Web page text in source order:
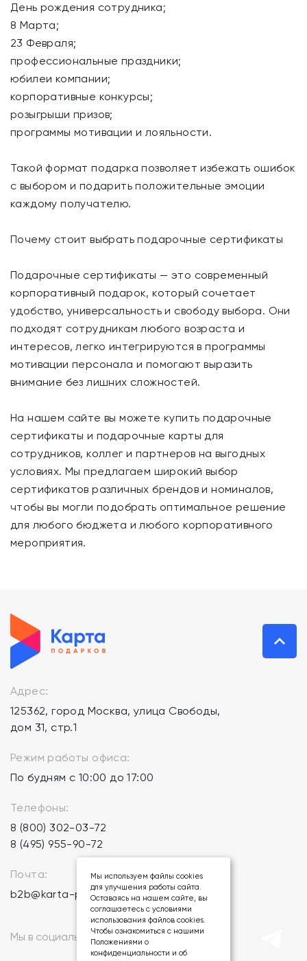
День рождения сотрудника;
8 Марта;
23 Февраля;
профессиональные праздники;
юбилеи компании;
корпоративные конкурсы;
розыгрыши призов;
программы мотивации и лояльности.
Такой формат подарка позволяет избежать ошибок
с выбором и подарить положительные эмоции
каждому получателю.
Почему стоит выбрать подарочные сертификаты
Подарочные сертификаты — это современный
корпоративный подарок, который сочетает
удобство, универсальность и свободу выбора. Они
подходят сотрудникам любого возраста и
интересов, легко интегрируются в программы
мотивации персонала и помогают выразить
внимание без лишних сложностей.
На нашем сайте вы можете купить подарочные
сертификаты и подарочные карты для
сотрудников, коллег и партнеров на выгодных
условиях. Мы предлагаем широкий выбор
сертификатов различных брендов и номиналов,
чтобы вы могли подобрать оптимальное решение
для любого бюджета и любого корпоративного
мероприятия.
Адрес:
125362, город Москва, улица Свободы,
дом 31, стр.1
Режим работы офиса:
По будням с 10:00 до 17:00
Телефоны:
8 (800) 302-03-72
8 (495) 955-90-72
Почта:
b2b@karta-podarkov.ru
Мы в социальных сетях:
Мы используем файлы cookies
для улучшения работы сайта.
Оставаясь на нашем сайте, вы
соглашаетесь с условиями
использования файлов cookies.
Чтобы ознакомиться с нашими
Положениями о
конфиденциальности и об